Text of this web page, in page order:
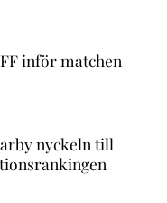
inför matchen
nyckeln till